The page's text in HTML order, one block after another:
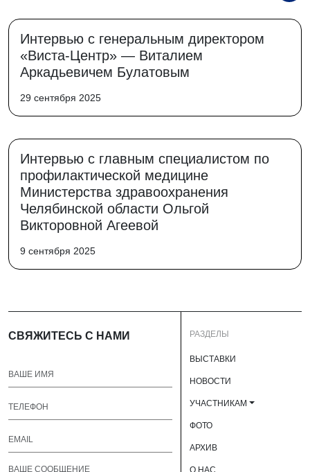
Интервью с генеральным директором
«Виста-Центр» — Виталием
Аркадьевичем Булатовым
29 сентября 2025
Интервью с главным специалистом по
профилактической медицине
Министерства здравоохранения
Челябинской области Ольгой
Викторовной Агеевой
9 сентября 2025
СВЯЖИТЕСЬ С НАМИ РАЗДЕЛЫ
ВЫСТАВКИ
НОВОСТИ
УЧАСТНИКАМ
ФОТО
АРХИВ
О НАС